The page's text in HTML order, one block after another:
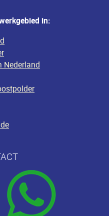
in:
Nederland